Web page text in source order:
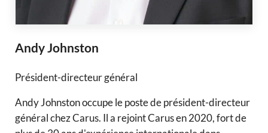
Andy Johnston
Président-directeur général
Andy Johnston occupe le poste de président-directeur
général chez Carus. Il a rejoint Carus en 2020, fort de